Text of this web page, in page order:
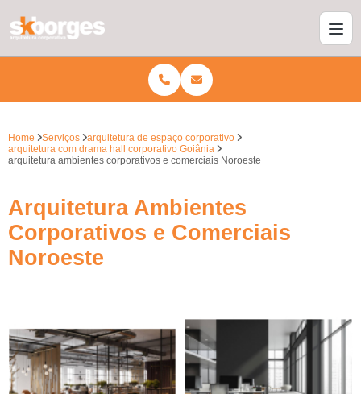
Home Serviços
arquitetura de espaço corporativo
arquitetura com drama hall corporativo Goiânia
arquitetura ambientes corporativos e comerciais Noroeste
Arquitetura Ambientes
Corporativos e Comerciais
Noroeste